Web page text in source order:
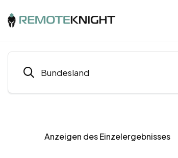
Bundesland
Anzeigen des Einzelergebnisses